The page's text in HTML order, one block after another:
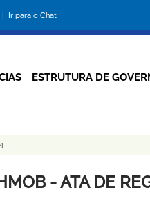
| Ir para o Chat
da
ESTRUTURA DE
- ATA DE